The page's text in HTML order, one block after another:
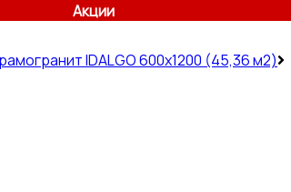
Акции
IDALGO 600x1200 (45,36 м2)